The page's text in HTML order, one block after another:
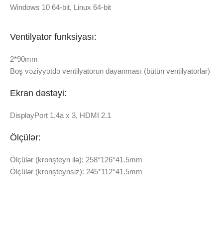
Windows 10 64-bit, Linux 64-bit
Ventilyator funksiyası:
2*90mm
Boş vəziyyətdə ventilyatorun dayanması (bütün ventilyatorlar)
Ekran dəstəyi:
DisplayPort 1.4a x 3, HDMI 2.1
Ölçülər:
Ölçülər (kronşteyn ilə): 258*126*41.5mm
Ölçülər (kronşteynsiz): 245*112*41.5mm